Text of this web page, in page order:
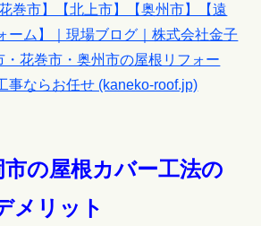
巻市】【北上市】【奥州市】【遠
ーム】｜現場ブログ｜株式会社金子
・花巻市・奥州市の屋根リフォー
事ならお任せ (kaneko-roof.jp)
の屋根カバー工法の
メリット